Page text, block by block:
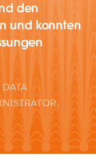
den
und konnten
DATA